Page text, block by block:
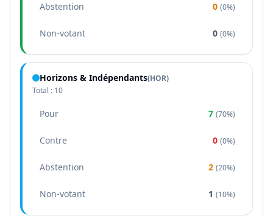
Abstention 0 (0%)
Non-votant 0 (0%)
Horizons & Indépendants(HOR)
Total : 10
Pour 7 (70%)
Contre 0 (0%)
Abstention 2 (20%)
Non-votant 1 (10%)